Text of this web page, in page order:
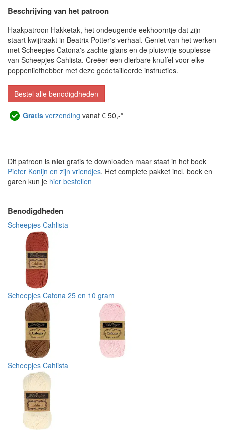
Beschrijving van het patroon
Haakpatroon Hakketak, het ondeugende eekhoorntje dat zijn
staart kwijtraakt in Beatrix Potter's verhaal. Geniet van het werken
met Scheepjes Catona's zachte glans en de pluisvrije souplesse
van Scheepjes Cahlista. Creëer een dierbare knuffel voor elke
poppenliefhebber met deze gedetailleerde instructies.
Bestel alle benodigdheden
Gratis verzending vanaf € 50,-*
Dit patroon is niet gratis te downloaden maar staat in het boek
Pieter Konijn en zijn vriendjes. Het complete pakket incl. boek en
garen kun je hier bestellen
Benodigdheden
Scheepjes Cahlista
Scheepjes Catona 25 en 10 gram
Scheepjes Cahlista